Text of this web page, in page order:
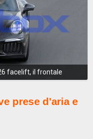
facelift, il frontale
prese d'aria e